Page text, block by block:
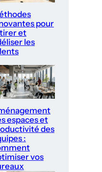
pour
et
les
espaces et
des
:
vos